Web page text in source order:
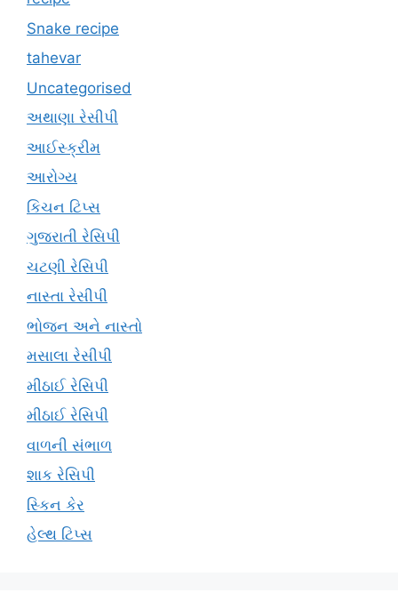
Snake recipe
tahevar
Uncategorised
અથાણા રેસીપી
આઈસ્ક્રીમ
આરોગ્ય
કિચન ટિપ્સ
ગુજરાતી રેસિપી
ચટણી રેસિપી
નાસ્તા રેસીપી
ભોજન અને નાસ્તો
મસાલા રેસીપી
મીઠાઈ રેસિપી
મીઠાઈ રેસિપી
વાળની સંભાળ
શાક રેસિપી
સ્કિન કેર
હેલ્થ ટિપ્સ